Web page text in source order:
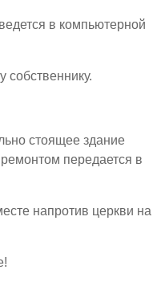
в компьютерной
собственнику.
стоящее здание
передается в
напротив церкви на